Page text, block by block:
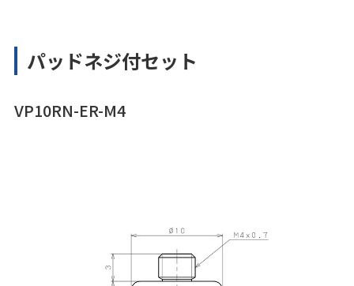
パッドネジ付セット
VP10RN-ER-M4